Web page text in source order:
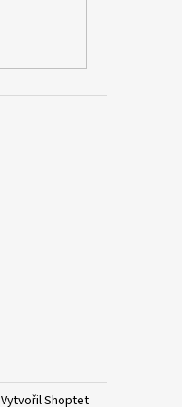
Vytvořil Shoptet